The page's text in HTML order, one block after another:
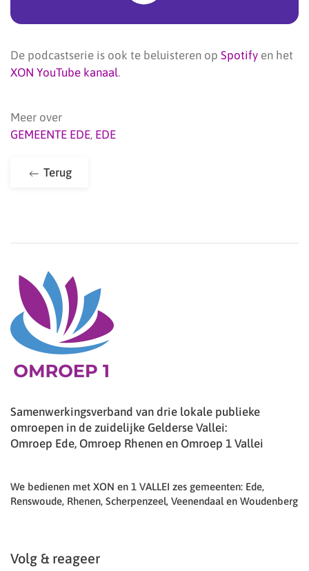
De podcastserie is ook te beluisteren op Spotify en het
XON YouTube kanaal.
Meer over
GEMEENTE EDE, EDE
Terug
Samenwerkingsverband van drie lokale publieke
omroepen in de zuidelijke Gelderse Vallei:
Omroep Ede, Omroep Rhenen en Omroep 1 Vallei
We bedienen met XON en 1 VALLEI zes gemeenten: Ede,
Renswoude, Rhenen, Scherpenzeel, Veenendaal en Woudenberg
Volg & reageer